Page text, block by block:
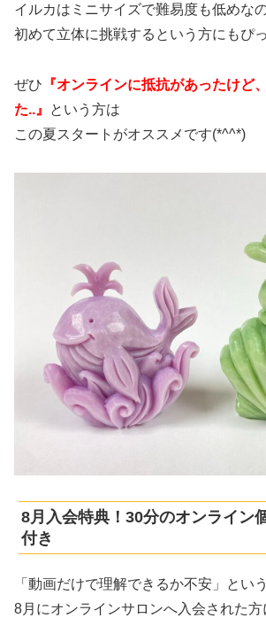
イルカはミニサイズで難易度も低めなの
初めて立体に挑戦するという方にもぴ
ぜひ 『オンラインに抵抗があったけど
た..』
という方は
この夏スタートがオススメです(*^^*)
8月入会特典！30分のオンライン
付き
「動画だけで理解できるか不安」とい
8月にオンラインサロンへ入会された方